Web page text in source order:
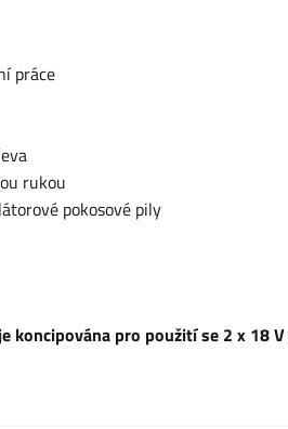
práce
rukou
pokosové pily
je koncipována pro použití se 2 x 18